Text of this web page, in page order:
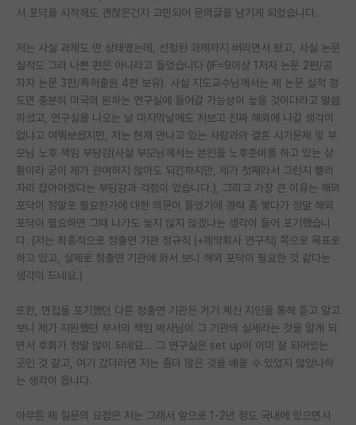
홍보 게시판
커리어
유학교육
이벤트
반도체 아카데미
재팬라운지 🌸
서 포닥을 시작해도 괜찮은건지 고민되어 문의글을 남기게 되었습니다.
저는 사실 과제도 딴 상태였는데, 선정된 과제까지 버리면서 왔고, 사실 논문
실적도 그리 나쁜 편은 아니라고 들었습니다 (IF=9이상 1저자 논문 2편/공
자자 논문 3편/특허출원 4편 보유). 사실 지도교수님께서는 제 논문 실적 정
도면 충분히 미국의 원하는 연구실에 들어갈 가능성이 높을 것이다라고 말씀
하셨고, 연구실을 나오는 날 마지막날에도 저보고 진짜 해외에 나갈 생각이
없냐고 여쭤보셨지만, 저는 현재 만나고 있는 사람과의 결혼 시기문제 및 부
모님 노후 책임 부담감(사실 부모님께서는 본인들 노후준비를 하고 있는 상
황이라 굳이 제가 관여하지 않아도 되긴하지만, 제가 첫째라서 그런지 빨리
자리 잡아야겠다는 부담감과 걱정이 있습니다.), 그리고 가장 큰 이유는 해외
포닥이 정말로 필요한가에 대한 의문이 들었기에 경력 좀 쌓다가 정말 해외
포닥이 필요하면 그때 나가도 늦지 않지 않겠냐는 생각이 들어 포기했습니
다. (저는 최종적으로 정출연 기관 정규직 (+제약회사 연구직) 쪽으로 목표로
하고 있고, 실제로 정출연 기관에 와서 보니 해외 포닥이 필요한 것 같다는
생각이 드네요.)
또한, 면접을 포기했던 다른 정출연 기관은 거기 계신 지인을 통해 듣고 알고
보니 제가 지원했던 부서의 책임 박사님이 그 기관의 실세라는 것을 알게 되
면서 후회가 정말 많이 되네요... 그 연구실은 set up이 이미 잘 되어있는
곳인 것 같고, 여기 갔더라면 저는 좀더 많은 것을 배울 수 있었지 않았나하
는 생각이 듭니다.
아무튼 제 질문의 요점은 저는 그래서 앞으로 1-2년 정도 국내에 있으면서